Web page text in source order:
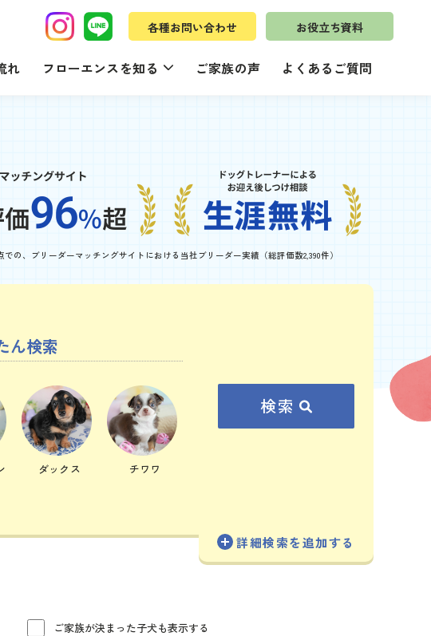
各種お問い合わせ お役立ち資料
れ フローエンスを知る ご家族の声 よくあるご質問
の、 ブリーダーマッチングサイトにおける 当社ブリーダー実績（総評価数2,390件）
検索
ん検索
ダックス チワワ
詳細検索を追加する
ご家族が決まった子犬も表示する